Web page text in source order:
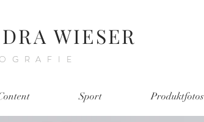
WIESER
Sport Produktfotos